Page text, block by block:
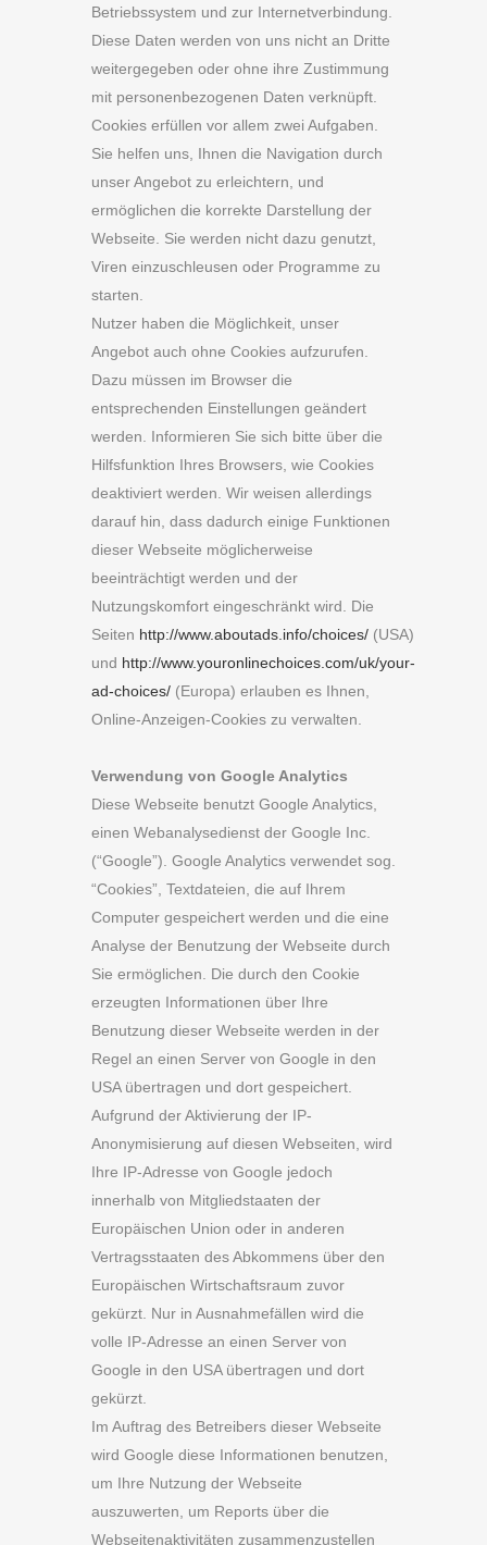
Betriebssystem und zur Internetverbindung.
Diese Daten werden von uns nicht an Dritte
weitergegeben oder ohne ihre Zustimmung
mit personenbezogenen Daten verknüpft.
Cookies erfüllen vor allem zwei Aufgaben.
Sie helfen uns, Ihnen die Navigation durch
unser Angebot zu erleichtern, und
ermöglichen die korrekte Darstellung der
Webseite. Sie werden nicht dazu genutzt,
Viren einzuschleusen oder Programme zu
starten.
Nutzer haben die Möglichkeit, unser
Angebot auch ohne Cookies aufzurufen.
Dazu müssen im Browser die
entsprechenden Einstellungen geändert
werden. Informieren Sie sich bitte über die
Hilfsfunktion Ihres Browsers, wie Cookies
deaktiviert werden. Wir weisen allerdings
darauf hin, dass dadurch einige Funktionen
dieser Webseite möglicherweise
beeinträchtigt werden und der
Nutzungskomfort eingeschränkt wird. Die
Seiten http://www.aboutads.info/choices/ (USA)
und http://www.youronlinechoices.com/uk/your-
ad-choices/ (Europa) erlauben es Ihnen,
Online-Anzeigen-Cookies zu verwalten.
Verwendung von Google Analytics
Diese Webseite benutzt Google Analytics,
einen Webanalysedienst der Google Inc.
(“Google”). Google Analytics verwendet sog.
“Cookies”, Textdateien, die auf Ihrem
Computer gespeichert werden und die eine
Analyse der Benutzung der Webseite durch
Sie ermöglichen. Die durch den Cookie
erzeugten Informationen über Ihre
Benutzung dieser Webseite werden in der
Regel an einen Server von Google in den
USA übertragen und dort gespeichert.
Aufgrund der Aktivierung der IP-
Anonymisierung auf diesen Webseiten, wird
Ihre IP-Adresse von Google jedoch
innerhalb von Mitgliedstaaten der
Europäischen Union oder in anderen
Vertragsstaaten des Abkommens über den
Europäischen Wirtschaftsraum zuvor
gekürzt. Nur in Ausnahmefällen wird die
volle IP-Adresse an einen Server von
Google in den USA übertragen und dort
gekürzt.
Im Auftrag des Betreibers dieser Webseite
wird Google diese Informationen benutzen,
um Ihre Nutzung der Webseite
auszuwerten, um Reports über die
Webseitenaktivitäten zusammenzustellen